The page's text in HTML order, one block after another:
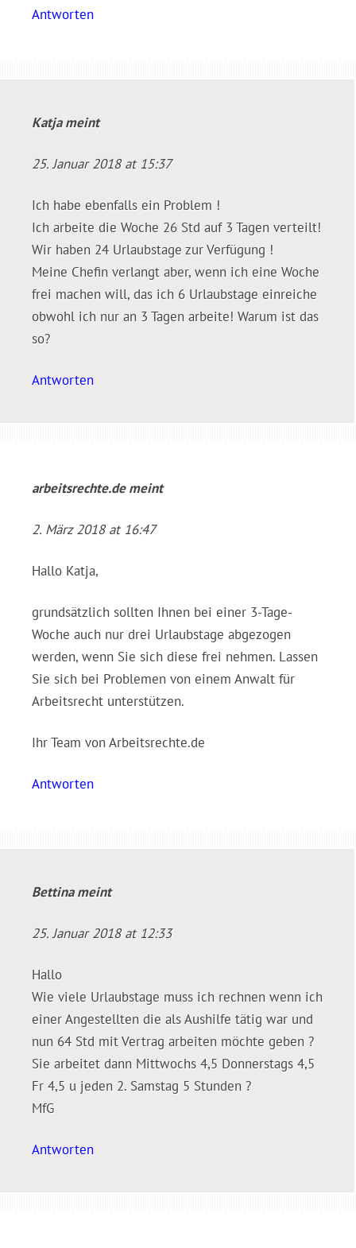
Antworten
Katjameint
25. Januar 2018 at 15:37
Ich habe ebenfalls ein Problem !
Ich arbeite die Woche 26 Std auf 3 Tagen verteilt!
Wir haben 24 Urlaubstage zur Verfügung !
Meine Chefin verlangt aber, wenn ich eine Woche
frei machen will, das ich 6 Urlaubstage einreiche
obwohl ich nur an 3 Tagen arbeite! Warum ist das
so?
Antworten
arbeitsrechte.demeint
2. März 2018 at 16:47
Hallo Katja,
grundsätzlich sollten Ihnen bei einer 3-Tage-
Woche auch nur drei Urlaubstage abgezogen
werden, wenn Sie sich diese frei nehmen. Lassen
Sie sich bei Problemen von einem Anwalt für
Arbeitsrecht unterstützen.
Ihr Team von Arbeitsrechte.de
Antworten
Bettinameint
25. Januar 2018 at 12:33
Hallo
Wie viele Urlaubstage muss ich rechnen wenn ich
einer Angestellten die als Aushilfe tätig war und
nun 64 Std mit Vertrag arbeiten möchte geben ?
Sie arbeitet dann Mittwochs 4,5 Donnerstags 4,5
Fr 4,5 u jeden 2. Samstag 5 Stunden ?
MfG
Antworten